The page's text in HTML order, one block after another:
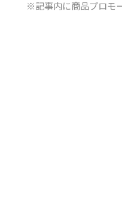
※記事内に商品プロモ